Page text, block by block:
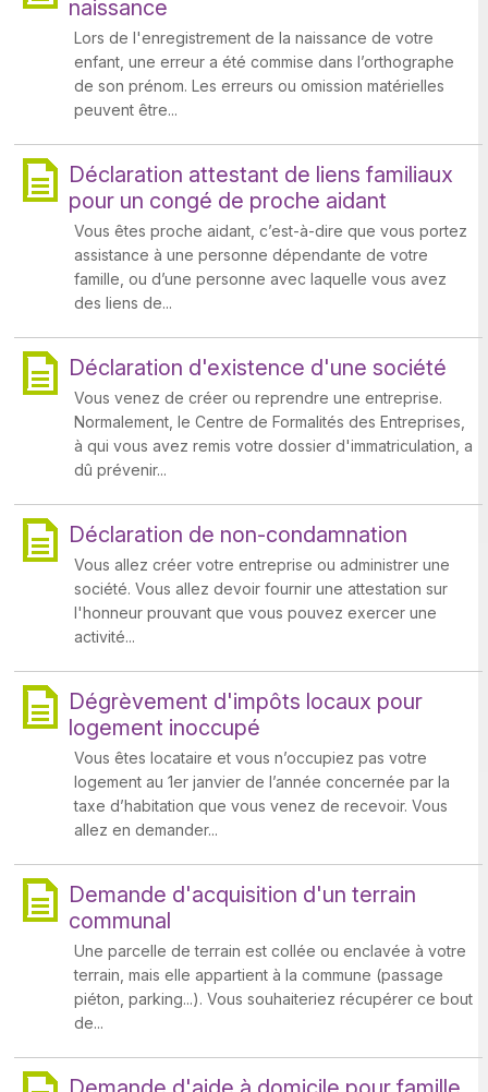
naissance
Lors de l'enregistrement de la naissance de votre
enfant, une erreur a été commise dans l’orthographe
de son prénom. Les erreurs ou omission matérielles
peuvent être...
Déclaration attestant de liens familiaux
pour un congé de proche aidant
Vous êtes proche aidant, c’est-à-dire que vous portez
assistance à une personne dépendante de votre
famille, ou d’une personne avec laquelle vous avez
des liens de...
Déclaration d'existence d'une société
Vous venez de créer ou reprendre une entreprise.
Normalement, le Centre de Formalités des Entreprises,
à qui vous avez remis votre dossier d'immatriculation, a
dû prévenir...
Déclaration de non-condamnation
Vous allez créer votre entreprise ou administrer une
société. Vous allez devoir fournir une attestation sur
l'honneur prouvant que vous pouvez exercer une
activité...
Dégrèvement d'impôts locaux pour
logement inoccupé
Vous êtes locataire et vous n’occupiez pas votre
logement au 1er janvier de l’année concernée par la
taxe d’habitation que vous venez de recevoir. Vous
allez en demander...
Demande d'acquisition d'un terrain
communal
Une parcelle de terrain est collée ou enclavée à votre
terrain, mais elle appartient à la commune (passage
piéton, parking...). Vous souhaiteriez récupérer ce bout
de...